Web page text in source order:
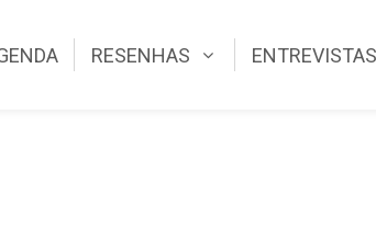
RESENHAS ENTREVISTAS